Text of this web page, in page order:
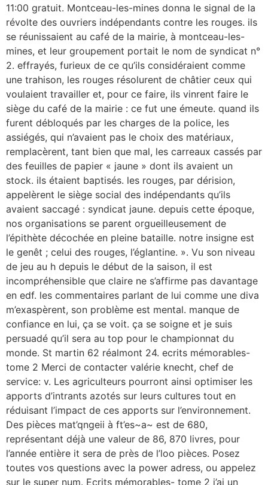
11:00 gratuit. Montceau-les-mines donna le signal de la
révolte des ouvriers indépendants contre les rouges. ils
se réunissaient au café de la mairie, à montceau-les-
mines, et leur groupement portait le nom de syndicat n°
2. effrayés, furieux de ce qu’ils considéraient comme
une trahison, les rouges résolurent de châtier ceux qui
voulaient travailler et, pour ce faire, ils vinrent faire le
siège du café de la mairie : ce fut une émeute. quand ils
furent débloqués par les charges de la police, les
assiégés, qui n’avaient pas le choix des matériaux,
remplacèrent, tant bien que mal, les carreaux cassés par
des feuilles de papier « jaune » dont ils avaient un
stock. ils étaient baptisés. les rouges, par dérision,
appelèrent le siège social des indépendants qu’ils
avaient saccagé : syndicat jaune. depuis cette époque,
nos organisations se parent orgueilleusement de
l’épithète décochée en pleine bataille. notre insigne est
le genêt ; celui des rouges, l’églantine. ». Vu son niveau
de jeu au h depuis le début de la saison, il est
incompréhensible que claire ne s’affirme pas davantage
en edf. les commentaires parlant de lui comme une diva
m’exaspèrent, son problème est mental. manque de
confiance en lui, ça se voit. ça se soigne et je suis
persuadé qu’il sera au top pour le championnat du
monde. St martin 62 réalmont 24. ecrits mémorables-
tome 2 Merci de contacter valérie knecht, chef de
service: v. Les agriculteurs pourront ainsi optimiser les
apports d’intrants azotés sur leurs cultures tout en
réduisant l’impact de ces apports sur l’environnement.
Des pièces mat’qngeii à ft’es~a~ est de 680,
représentant déjà une valeur de 86, 870 livres, pour
l’année entière it sera de près de l’loo pièces. Posez
toutes vos questions avec la power adress, ou appelez
sur le super num. Ecrits mémorables- tome 2 j’ai un